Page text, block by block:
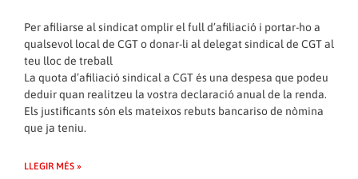
Per afiliarse al sindicat omplir el full d’afiliació i portar-ho a
qualsevol local de CGT o donar-li al delegat sindical de CGT al
teu lloc de treball
La quota d’afiliació sindical a CGT és una despesa que podeu
deduir quan realitzeu la vostra declaració anual de la renda.
Els justificants són els mateixos rebuts bancariso de nòmina
que ja teniu.
LLEGIR MÉS »